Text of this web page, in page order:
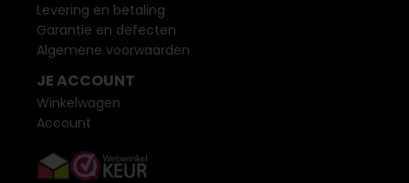
Levering en betaling
Garantie en defecten
Algemene voorwaarden
JE ACCOUNT
Winkelwagen
Account